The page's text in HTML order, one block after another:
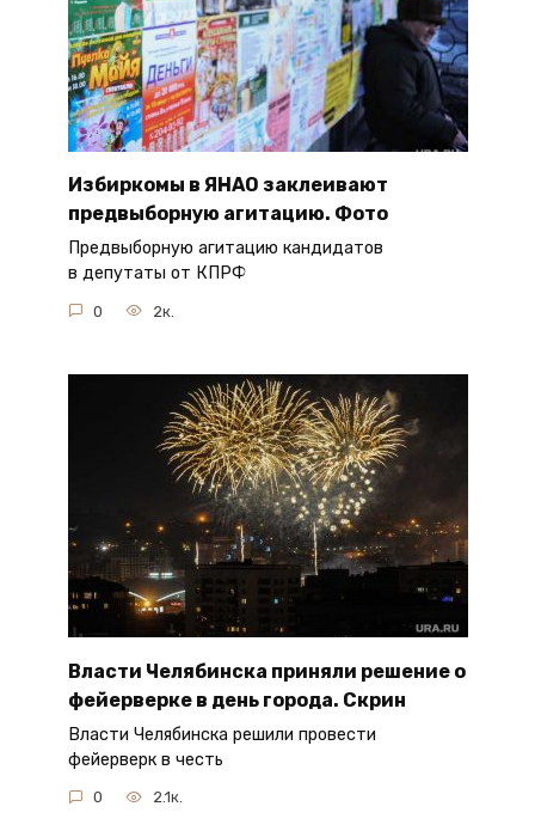
Избиркомы в ЯНАО заклеивают
предвыборную агитацию. Фото
Предвыборную агитацию кандидатов
в депутаты от КПРФ
0 2к.
Власти Челябинска приняли решение о
фейерверке в день города. Скрин
Власти Челябинска решили провести
фейерверк в честь
0 2.1к.